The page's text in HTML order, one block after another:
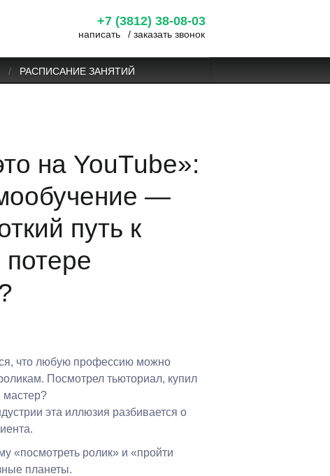
+7 (3812) 38-08-03
написать / заказать звонок
РАСПИСАНИЕ ЗАНЯТИЙ
на YouTube»:
—
путь к
что любую профессию можно
Посмотрел тьюториал, купил
эта иллюзия разбивается о
«посмотреть ролик» и «пройти
планеты.